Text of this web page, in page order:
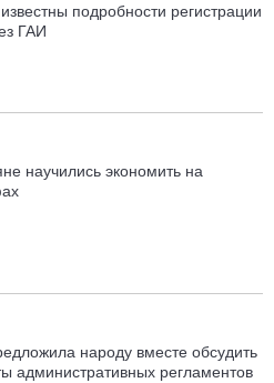
подробности регистрации
ГАИ
научились экономить на
народу вместе обсудить
административных регламентов